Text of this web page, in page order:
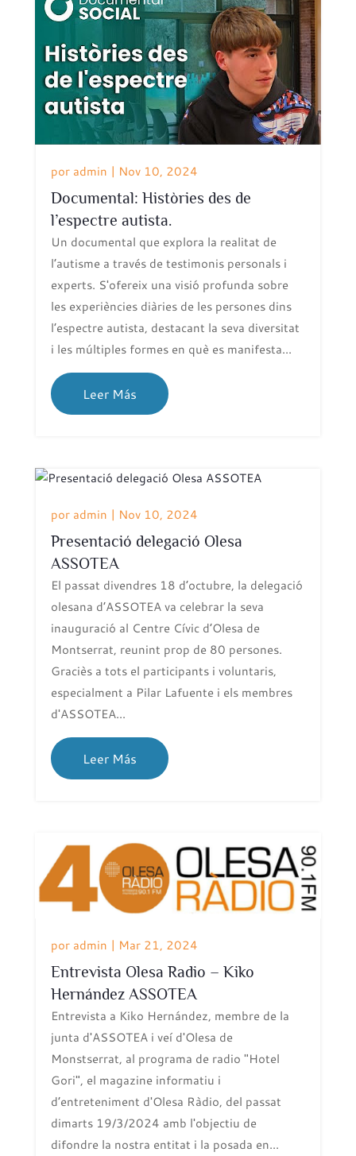
Documental: Històries des de
l’espectre autista.
por admin | Nov 10, 2024
Un documental que explora la realitat de
l’autisme a través de testimonis personals i
experts. S'ofereix una visió profunda sobre
les experiències diàries de les persones dins
l’espectre autista, destacant la seva diversitat
i les múltiples formes en què es manifesta...
Leer Más
Presentació delegació Olesa
ASSOTEA
por admin | Nov 10, 2024
El passat divendres 18 d’octubre, la delegació
olesana d’ASSOTEA va celebrar la seva
inauguració al Centre Cívic d’Olesa de
Montserrat, reunint prop de 80 persones.
Graciès a tots el participants i voluntaris,
especialment a Pilar Lafuente i els membres
d'ASSOTEA...
Leer Más
Entrevista Olesa Radio – Kiko
Hernández ASSOTEA
por admin | Mar 21, 2024
Entrevista a Kiko Hernández, membre de la
junta d'ASSOTEA i veí d'Olesa de
Monstserrat, al programa de radio "Hotel
Gori", el magazine informatiu i
d’entreteniment d'Olesa Ràdio, del passat
dimarts 19/3/2024 amb l'objectiu de
difondre la nostra entitat i la posada en...